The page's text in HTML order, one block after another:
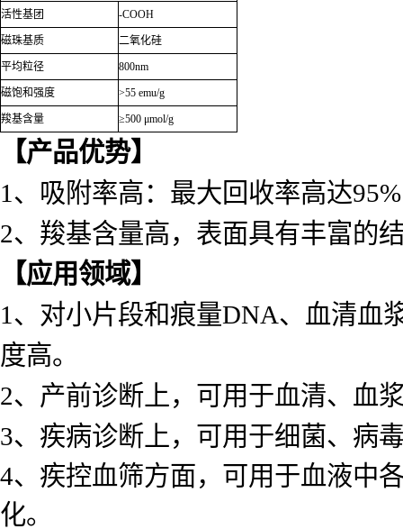
活性基团 -COOH
磁珠基质 二氧化硅
平均粒径 800nm
磁饱和强度 >55 emu/g
羧基含量 ≥500 μmol/g
【产品优势】
1、吸附率高：最大回收率高达
2、羧基含量高，表面具有丰富的
【应用领域】
1、对小片段和痕量DNA、血清血
度高。
2、产前诊断上，可用于血清、血
3、疾病诊断上，可用于细菌、病
4、疾控血筛方面，可用于血液中
化。